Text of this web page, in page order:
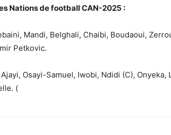
Nations de football CAN-2025 :
Mandi, Belghali, Chaibi, Boudaoui,
Petkovic.
Osayi-Samuel, Iwobi, Ndidi (C), Onyeka,
(